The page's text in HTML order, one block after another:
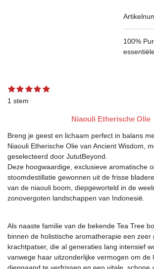
100%
R
a
5
e
n
1
t
2
t
e
n
3
t
e
n
4
e
n
5
e
n
S
n
1 stem
Niaouli Etherische Olie
Breng je geest en lichaam perfect in balans
Niaouli Etherische Olie van Ancient Wisdom,
geselecteerd door JututBeyond.
Deze hoogwaardige, exclusieve aromatische
stoomdestillatie gewonnen uit de frisse
van de niaouli boom, diepgeworteld in de
zonovergoten landschappen van Indonesië.
Als naaste familie van de bekende Tea Tree
binnen de holistische aromatherapie een zeer
krachtpatser, die al generaties lang intensief
vanwege haar uitzonderlijke vermogen om de